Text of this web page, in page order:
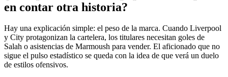
en contar otra historia?
Hay una explicación simple: el peso de la marca. Cuando Liverpool
y City protagonizan la cartelera, los titulares necesitan goles de
Salah o asistencias de Marmoush para vender. El aficionado que no
sigue el pulso estadístico se queda con la idea de que verá un duelo
de estilos ofensivos.